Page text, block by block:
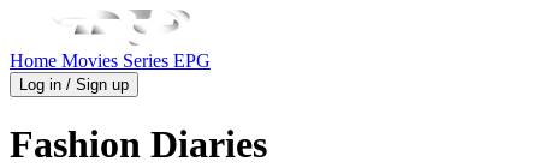
Home Movies Series EPG
Log in / Sign up
Fashion Diaries